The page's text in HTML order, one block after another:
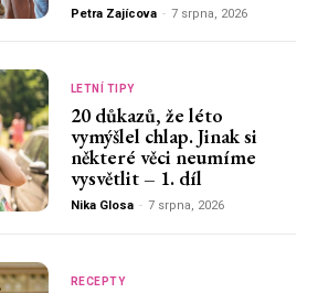
Petra Zajícova - 7 srpna, 2026
LETNÍ TIPY
20 důkazů, že léto
vymýšlel chlap. Jinak si
některé věci neumíme
vysvětlit – 1. díl
Nika Glosa - 7 srpna, 2026
RECEPTY